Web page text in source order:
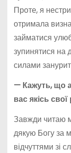
Проте, я
отримала
займатися
зупинятися на
силами
— Кажуть, що
вас якісь
Завжди читаю
дякую Богу за
відчуттями зі